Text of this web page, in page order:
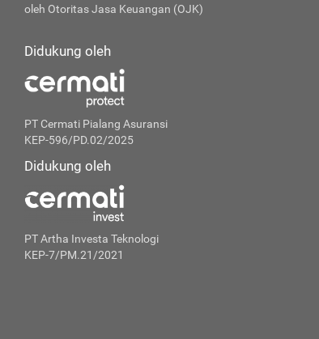
oleh Otoritas Jasa Keuangan (OJK)
Didukung oleh
PT Cermati Pialang Asuransi
KEP-596/PD.02/2025
Didukung oleh
PT Artha Investa Teknologi
KEP-7/PM.21/2021